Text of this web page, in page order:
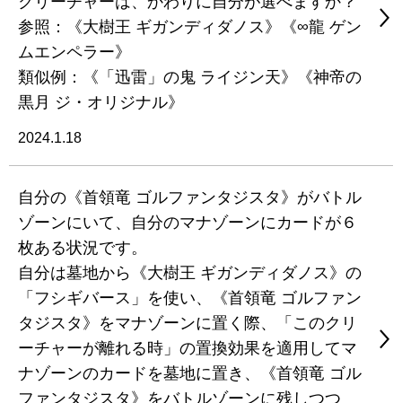
参照：《大樹王 ギガンディダノス》《∞龍 ゲン
ムエンペラー》
類似例：《「迅雷」の鬼 ライジン天》《神帝の
黒月 ジ・オリジナル》
2024.1.18
自分の《首領竜 ゴルファンタジスタ》がバトル
ゾーンにいて、自分のマナゾーンにカードが６
枚ある状況です。
自分は墓地から《大樹王 ギガンディダノス》の
「フシギバース」を使い、《首領竜 ゴルファン
タジスタ》をマナゾーンに置く際、「このクリ
ーチャーが離れる時」の置換効果を適用してマ
ナゾーンのカードを墓地に置き、《首領竜 ゴル
ファンタジスタ》をバトルゾーンに残しつつ